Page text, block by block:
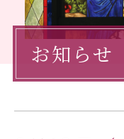
小学校の教育
学校生活
お知らせ